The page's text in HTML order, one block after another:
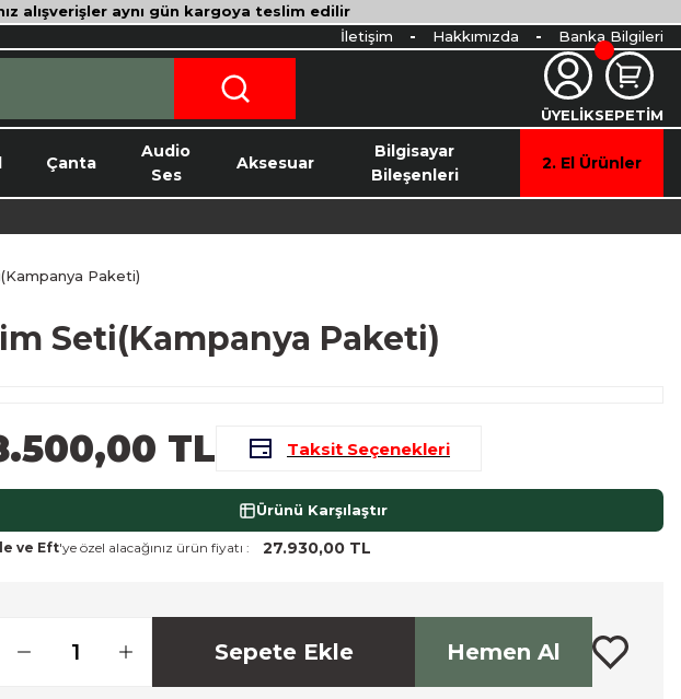
alışverişler aynı gün kargoya teslim edilir
İletişim Hakkımızda Banka Bilgileri
ÜYELİKSEPETİM
Çanta
Audio
Ses
Aksesuar
Bilgisayar
Bileşenleri
2. El Ürünler
Paketi)
Seti(Kampanya Paketi)
TL Taksit Seçenekleri
Ürünü Karşılaştır
ve Eft'ye özel alacağınız ürün fiyatı : 27.930,00 TL
Sepete Ekle Hemen Al